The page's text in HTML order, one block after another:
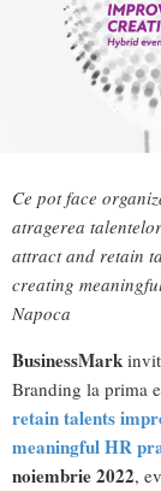
Ce pot face
atragerea
attract and retain
creating
Napoca
BusinessMark
Branding la prima
retain talents
meaningful HR
noiembrie 2022,